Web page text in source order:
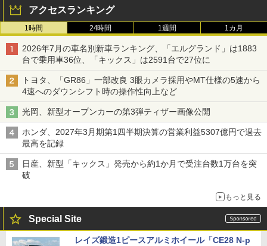
アクセスランキング
1時間 24時間 1週間 1カ月
2026年7月の車名別新車ランキング、「エルグランド」は1883
台で乗用車36位、「キックス」は2591台で27位に
トヨタ、「GR86」一部改良 3眼カメラ採用やMT仕様の5速から
4速へのダウンシフト時の操作性向上など
光岡、新型オープンカーの第3弾ティザー画像公開
ホンダ、2027年3月期第1四半期決算の営業利益5307億円で過去
最高を記録
日産、新型「キックス」発売から約1か月で受注台数1万台を突
破
もっと見る
Special Site
レイズ鍛造1ピースアルミホイール「CE28 N-p